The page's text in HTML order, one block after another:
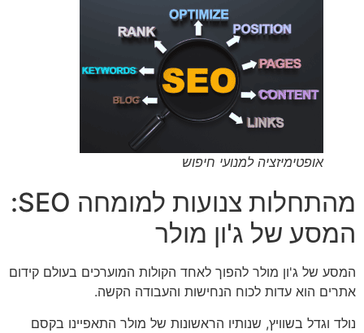
אופטימיזציה למנועי חיפוש
מהתחלות צנועות למומחה SEO:
המסע של ג'ון מולר
המסע של ג'ון מולר להפוך לאחד הקולות המוערכים בעולם קידום
אתרים הוא עדות לכוח הנחישות והעבודה הקשה.
נולד וגדל בשוויץ, שנותיו הראשונות של מולר התאפיינו בקסם